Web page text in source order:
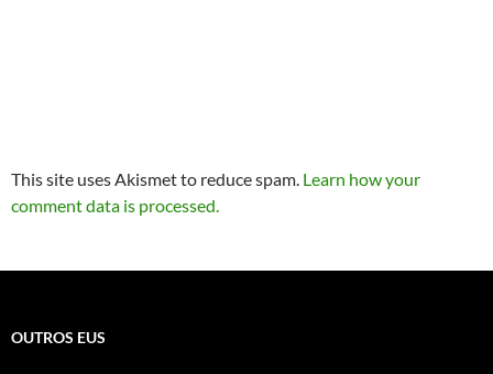
This site uses Akismet to reduce spam. Learn how your
comment data is processed.
OUTROS EUS